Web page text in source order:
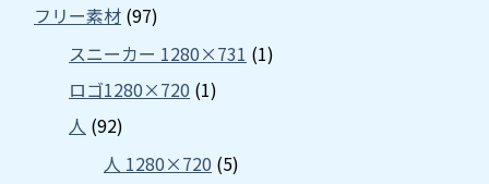
フリー素材 (97)
スニーカー 1280×731 (1)
ロゴ1280×720 (1)
人 (92)
人 1280×720 (5)